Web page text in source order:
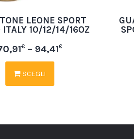
LEONE SPORT
10/12/14/16OZ
€ – 94,41€
SCEGLI